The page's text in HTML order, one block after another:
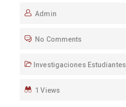
Admin
No Comments
Investigaciones Estudiantes
1 Views